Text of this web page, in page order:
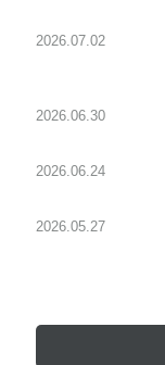
2026.07.02
2026.06.30
2026.06.24
2026.05.27